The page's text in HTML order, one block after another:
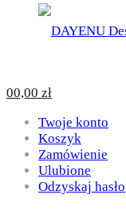
00,00 zł
Twoje konto
Koszyk
Zamówienie
Ulubione
Odzyskaj hasło